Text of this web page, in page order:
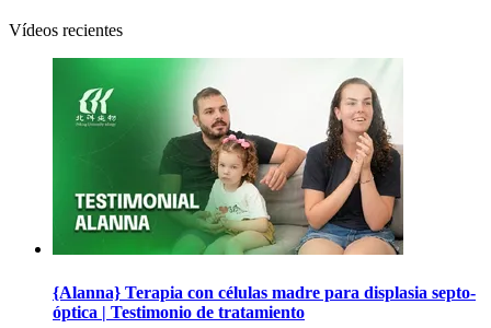
Vídeos recientes
{Alanna} Terapia con células madre para displasia septo-
óptica | Testimonio de tratamiento